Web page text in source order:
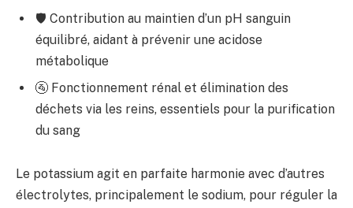
🛡️ Contribution au maintien d’un pH sanguin
équilibré, aidant à prévenir une acidose
métabolique
🚰 Fonctionnement rénal et élimination des
déchets via les reins, essentiels pour la purification
du sang
Le potassium agit en parfaite harmonie avec d’autres
électrolytes, principalement le sodium, pour réguler la